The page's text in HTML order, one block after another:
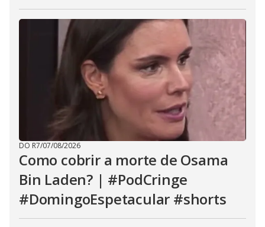
DO R7/07/08/2026
Como cobrir a morte de Osama
Bin Laden? | #PodCringe
#DomingoEspetacular #shorts